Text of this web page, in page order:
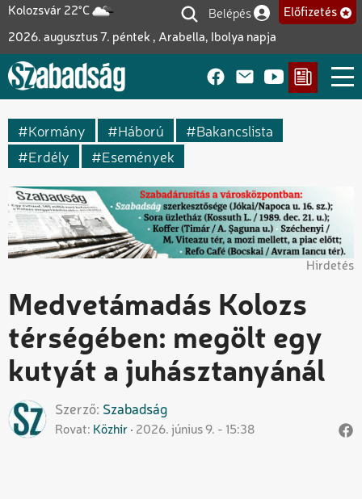
Ugrás
tartalomra
Kolozsvár 22°C
2026. augusztus 7. péntek , Arabella, Ibolya napja
Felhasználói fiók
Belépés Előfizetés
Kormány Háború
Bakancslista
Erdély
Események
Hirdetés
Medvetámadás Kolozs
térségében: megölt egy
kutyát a juhásztanyánál
Szerző Szabadság
Rovat Közhír 2026. június 9. - 15:38